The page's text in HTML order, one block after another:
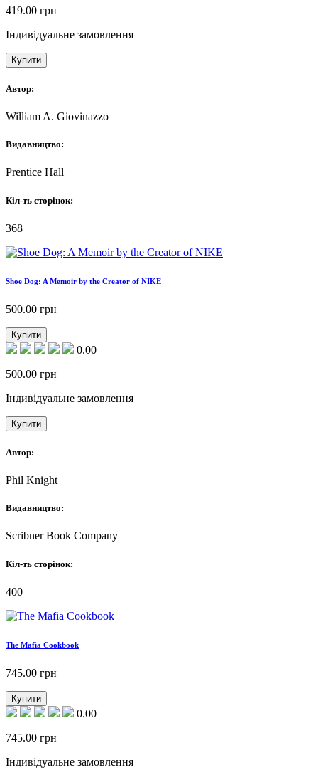
419.00 грн
Індивідуальне замовлення
Купити
Автор:
William A. Giovinazzo
Видавництво:
Prentice Hall
Кіл-ть сторінок:
368
Shoe Dog: A Memoir by the Creator of NIKE
500.00 грн
Купити
0.00
500.00 грн
Індивідуальне замовлення
Купити
Автор:
Phil Knight
Видавництво:
Scribner Book Company
Кіл-ть сторінок:
400
The Mafia Cookbook
745.00 грн
Купити
0.00
745.00 грн
Індивідуальне замовлення